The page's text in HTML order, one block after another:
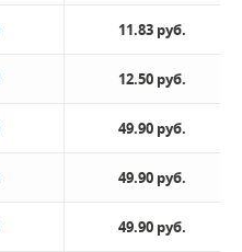
11.83 руб.
12.50 руб.
49.90 руб.
49.90 руб.
49.90 руб.